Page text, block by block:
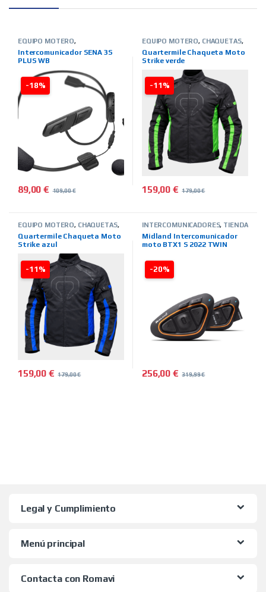
-18%
EQUIPO MOTERO,
ON LINE,MARCAS,SENA
Intercomunicador SENA 3S
PLUS WB
89,00€ 109,00€
-11%
EQUIPO MOTERO, CHAQUETAS,
LINE,MARCAS ,QUARTER MILE
Quartermile Chaqueta Moto
Strike verde
159,00€ 179,00€
-11%
EQUIPO MOTERO, CHAQUETAS,
LINE,MARCAS ,QUARTER MILE
Quartermile Chaqueta Moto
Strike azul
159,00€ 179,00€
-20%
INTERCOMUNICADORES, TIENDA
Midland Intercomunicador
moto BTX1 S 2022 TWIN
256,00€ 319,99€
Legal y Cumplimiento
Menú principal
Contacta con Romavi